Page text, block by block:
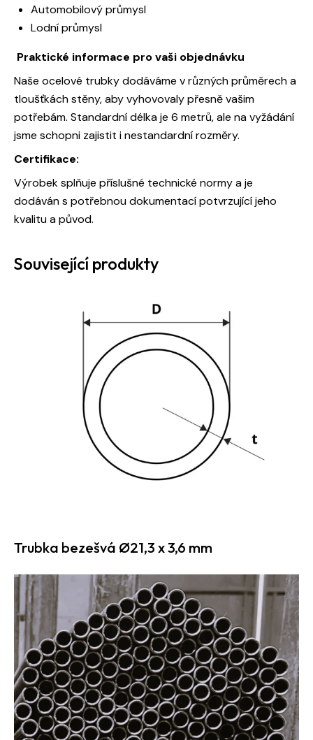
Automobilový průmysl
Lodní průmysl
Praktické informace pro vaši objednávku
Naše ocelové trubky dodáváme v různých průměrech a
tloušťkách stěny, aby vyhovovaly přesně vašim
potřebám. Standardní délka je 6 metrů, ale na vyžádání
jsme schopni zajistit i nestandardní rozměry.
Certifikace:
Výrobek splňuje příslušné technické normy a je
dodáván s potřebnou dokumentací potvrzující jeho
kvalitu a původ.
Související produkty
Trubka bezešvá Ø21,3 x 3,6 mm